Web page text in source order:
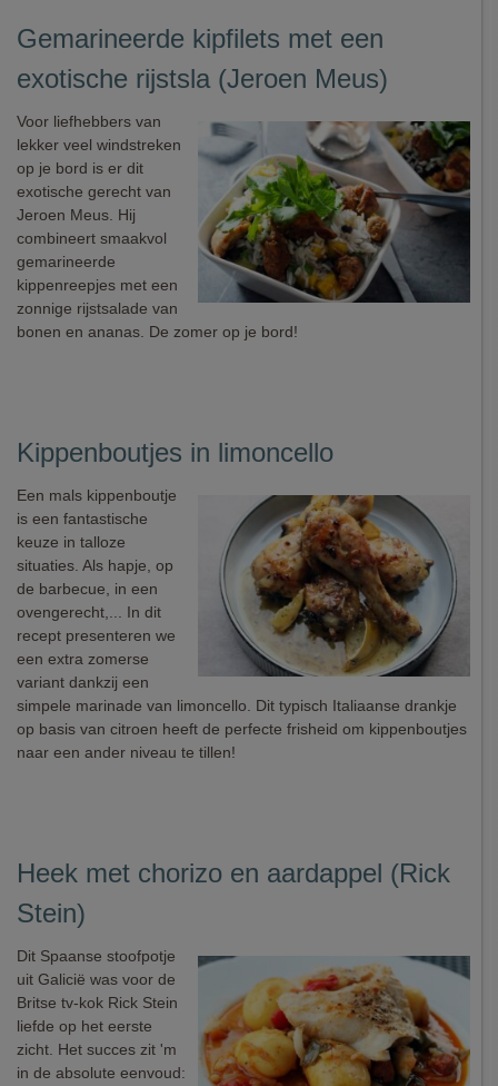
Gemarineerde kipfilets met een
exotische rijstsla (Jeroen Meus)
Voor liefhebbers van
lekker veel windstreken
op je bord is er dit
exotische gerecht van
Jeroen Meus. Hij
combineert smaakvol
gemarineerde
kippenreepjes met een
zonnige rijstsalade van
bonen en ananas. De zomer op je bord!
Kippenboutjes in limoncello
Een mals kippenboutje
is een fantastische
keuze in talloze
situaties. Als hapje, op
de barbecue, in een
ovengerecht,... In dit
recept presenteren we
een extra zomerse
variant dankzij een
simpele marinade van limoncello. Dit typisch Italiaanse drankje
op basis van citroen heeft de perfecte frisheid om kippenboutjes
naar een ander niveau te tillen!
Heek met chorizo en aardappel (Rick
Stein)
Dit Spaanse stoofpotje
uit Galicië was voor de
Britse tv-kok Rick Stein
liefde op het eerste
zicht. Het succes zit 'm
in de absolute eenvoud: